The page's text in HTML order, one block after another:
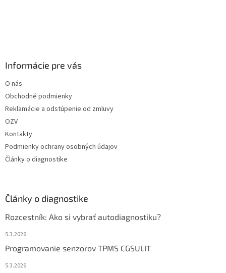
Informácie pre vás
O nás
Obchodné podmienky
Reklamácie a odstúpenie od zmluvy
OZV
Kontakty
Podmienky ochrany osobných údajov
Články o diagnostike
Články o diagnostike
Rozcestník: Ako si vybrať autodiagnostiku?
5.3.2026
Programovanie senzorov TPMS CGSULIT
5.3.2026